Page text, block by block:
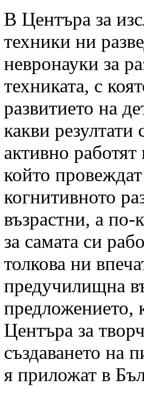
В Центъра за
техники ни
невронауки за
техниката, с
развитието на
какви
активно
който
когнитивното
възрастни, а по-
за самата си
толкова ни
предучилищна
предложението,
Центъра за
създаването на
я приложат в